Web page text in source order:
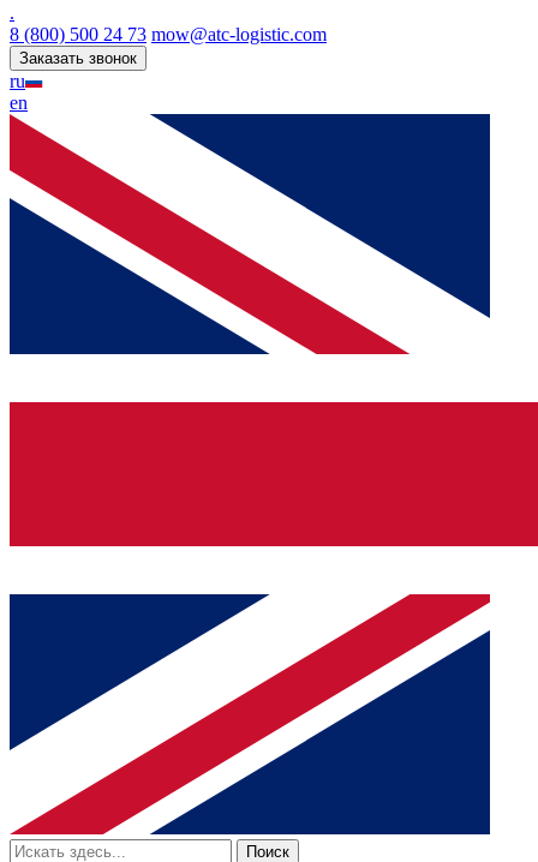
.
8 (800) 500 24 73 mow@atc-logistic.com
Заказать звонок
ru
en
Поиск